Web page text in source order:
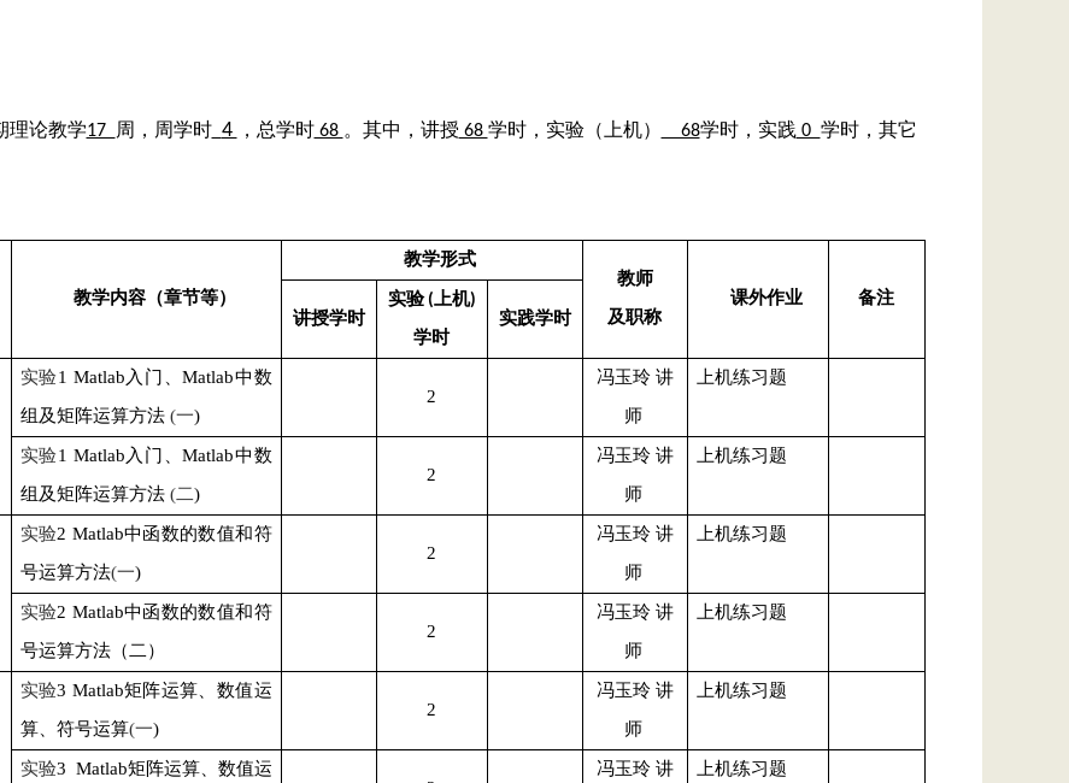
理论教学17 周，周学时 4 ，总学时68 。其中，讲授 68 学时，实验（上机） 68学时，实践0 学时，其它
教学内容（章节等）
教学形式
教师
及职称
课外作业
备注
讲授学时
实验( 上机)
学时
实践学时
实验1 Matlab 入门、Matlab中数
组及矩阵运算方法(一)
2
冯玉玲 讲
师
上机练习题
实验1 Matlab 入门、Matlab中数
组及矩阵运算方法(二)
2
冯玉玲 讲
师
上机练习题
实验2 Matlab中函数的数值和符
号运算方法(一)
2
冯玉玲 讲
师
上机练习题
实验2 Matlab中函数的数值和符
号运算方法（二）
2
冯玉玲 讲
师
上机练习题
实验3 Matlab矩阵运算、数值运
算、符号运算(一)
2
冯玉玲 讲
师
上机练习题
实验3 Matlab矩阵运算、数值运
冯玉玲 讲
上机练习题